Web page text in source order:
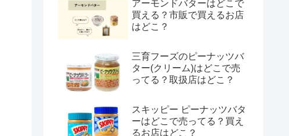
アーモンドバターはどこで
買える？市販で買えるお店
はどこ？
三育フーズのピーナッツバ
ター(クリーム)はどこで売
ってる？取扱店はどこ？
スキッピー ピーナッツバタ
ーはどこで売ってる？買え
るお店はどこ？